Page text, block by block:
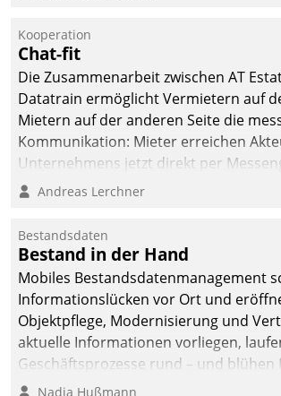
Kooperation
Chat-fit
Die Zusammenarbeit zwischen AT
Datatrain ermöglicht Vermietern auf
Mietern auf der anderen Seite die
Kommunikation: Mieter erreichen
Unternehmens jetzt direkt per
Mitarbeiter oder Dienstleister
Andreas Lerchner
Bestandsdaten
Bestand in der Hand
Mobiles Bestandsdatenmanagement
Informationslücken vor Ort und
Objektpflege, Modernisierung und
aktuelle Informationen vorliegen,
Geschäftsprozesse rund – und blühen
Nadja Hußmann